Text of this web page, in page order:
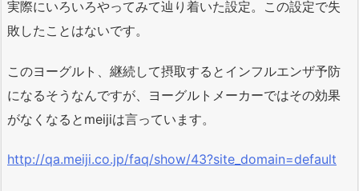
実際にいろいろやってみて辿り着いた設定。この設定で失
敗したことはないです。
このヨーグルト、継続して摂取するとインフルエンザ予防
になるそうなんですが、ヨーグルトメーカーではその効果
がなくなるとmeijiは言っています。
http://qa.meiji.co.jp/faq/show/43?site_domain=default